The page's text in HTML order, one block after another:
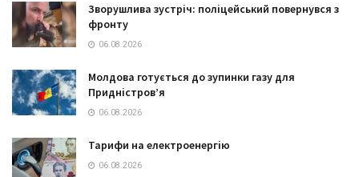
Зворушлива зустріч: поліцейський повернувся з
фронту
06.08.2026
Молдова готується до зупинки газу для
Придністров’я
06.08.2026
Тарифи на електроенергію
06.08.2026